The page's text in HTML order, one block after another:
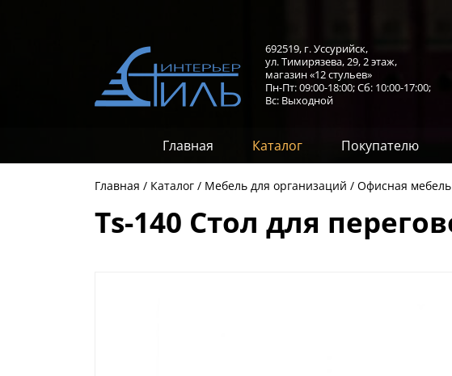
692519, г. Уссурийск,
ул. Тимирязева, 29,2 этаж,
магазин «12 стульев»
Пн-Пт: 09:00-18:00;Сб: 10:00-17:00;
Вс: Выходной
Главная Каталог Покупателю
Главная Каталог Мебель для организаций Офисная мебель
Ts-140 Стол для